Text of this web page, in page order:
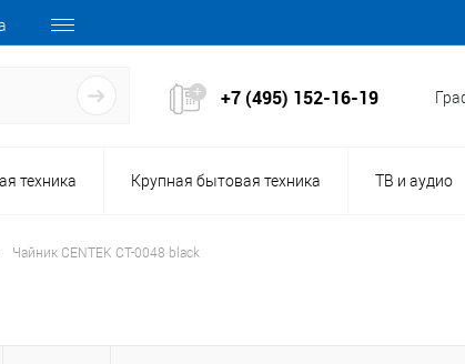
+7 (495) 152-16-19
техника Крупная бытовая техника ТВ и аудио
Чайник CENTEK CT-0048 black